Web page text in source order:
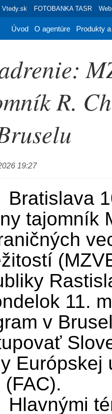
Vtedy.sk FOTOBANKA TASR
Úvod O agentúre Produkty
R.
19:27
tajomník
11.
v
Európskej